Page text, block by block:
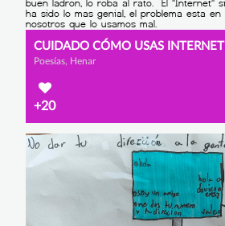
CUIDADO CÓMO USAS INTERNET
Poesías, Henar
+20